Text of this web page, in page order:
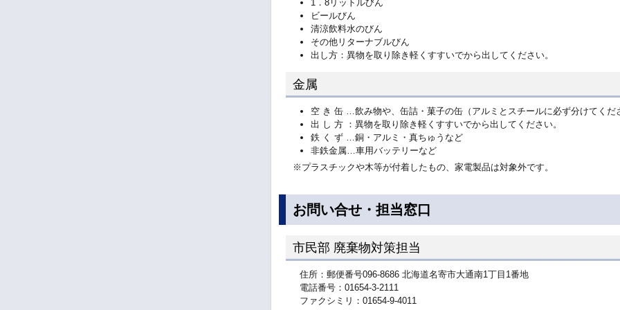
1．8リットルびん
ビールびん
清涼飲料水のびん
その他リターナブルびん
出し方：異物を取り除き軽くすすいでから出してください。
金属
空 き 缶 …飲み物や、缶詰・菓子の缶（アルミとスチールに必ず分けてくだ
出 し 方 ：異物を取り除き軽くすすいでから出してください。
鉄 く ず …銅・アルミ・真ちゅうなど
非鉄金属…車用バッテリーなど
※プラスチックや木等が付着したもの、家電製品は対象外です。
お問い合せ・担当窓口
市民部 廃棄物対策担当
住所：郵便番号096-8686 北海道名寄市大通南1丁目1番地
電話番号：01654-3-2111
ファクシミリ：01654-9-4011